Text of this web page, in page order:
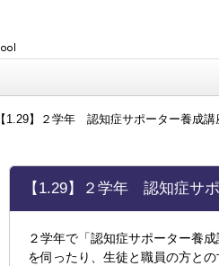
【1.29】２学年 認知症サポーター養成講
【1.29】２学年 認知症サ
２学年で「認知症サポーター養
を伺ったり、生徒と職員の方と